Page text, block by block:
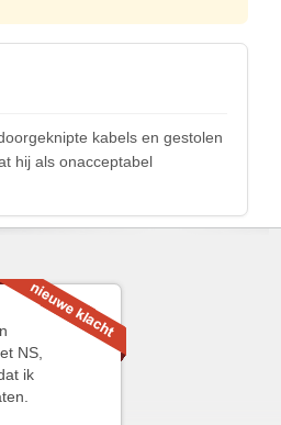
kabels en gestolen
hij als onacceptabel
NS,
ik